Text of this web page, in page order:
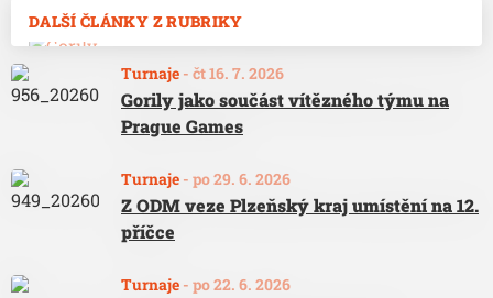
DALŠÍ ČLÁNKY Z RUBRIKY
Turnaje - čt 16. 7. 2026
Gorily jako součást vítězného týmu na
Prague Games
Turnaje - po 29. 6. 2026
Z ODM veze Plzeňský kraj umístění na 12.
příčce
Turnaje - po 22. 6. 2026